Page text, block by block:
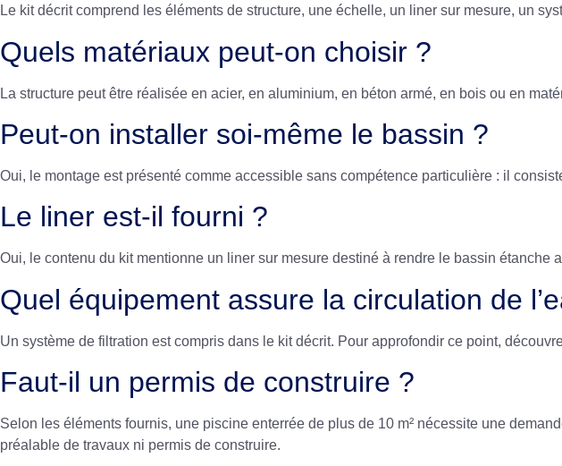
Le kit décrit comprend les éléments de structure, une échelle, un liner sur mesure, un
Quels matériaux peut-on choisir ?
La structure peut être réalisée en acier, en aluminium, en béton armé, en bois ou en
Peut-on installer soi-même le bassin ?
Oui, le montage est présenté comme accessible sans compétence particulière : il
Le liner est-il fourni ?
Oui, le contenu du kit mentionne un liner sur mesure destiné à rendre le bassin étanche
Quel équipement assure la circulation de
Un système de filtration est compris dans le kit décrit. Pour approfondir ce point,
Faut-il un permis de construire ?
Selon les éléments fournis, une piscine enterrée de plus de 10 m² nécessite une
préalable de travaux ni permis de construire.